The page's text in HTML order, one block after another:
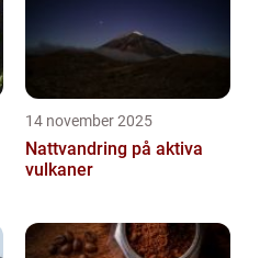
14 november 2025
Nattvandring på aktiva
vulkaner